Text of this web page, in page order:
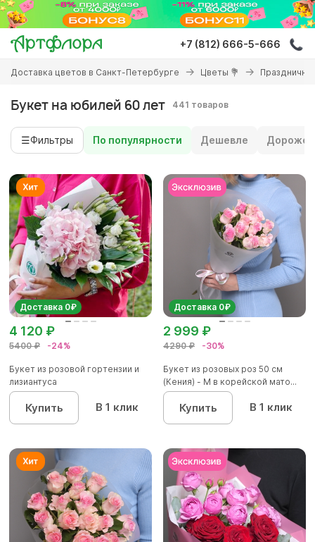
Перейти
основному
содержанию
+7 (812) 666-5-666
Вы
здесь
Доставка цветов в Санкт-Петербурге Цветы 💐
Букет на юбилей 60 лет 441 товаров
☰Фильтры По популярности Дешевле Дороже
Доставка 0₽
5400 ₽ -24%
4 120 ₽
Букет из розовой гортензии и
лизиантуса
Купить В 1 клик
Доставка 0₽
4290 ₽ -30%
2 999 ₽
Букет из розовых роз 50 см
(Кения) - M в корейской мато...
Купить В 1 клик